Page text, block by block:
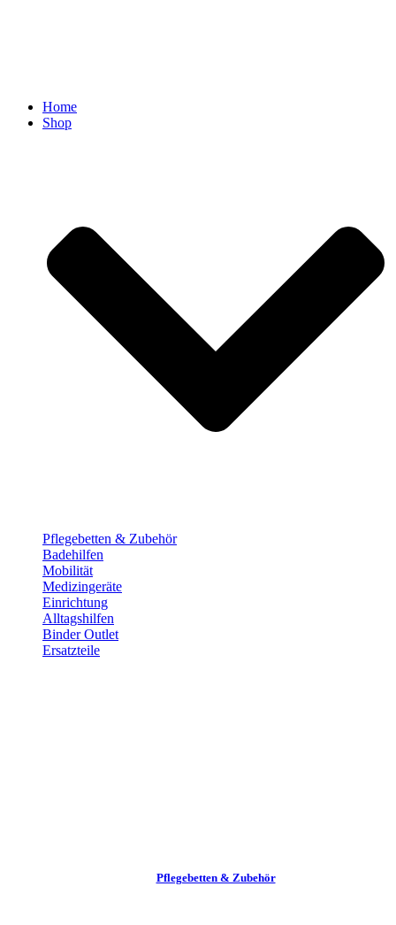
Home
Shop
Pflege­betten & Zubehör
Badehilfen
Mobilität
Medizingeräte
Einrichtung
Alltags­hilfen
Binder Outlet
Ersatzteile
Pflege­betten & Zubehör